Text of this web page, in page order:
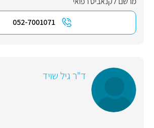
052-7001071
ד"ר גיל שויד